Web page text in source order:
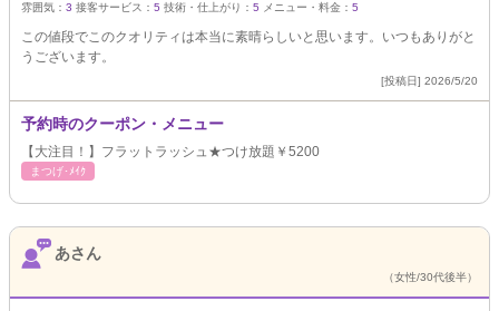
雰囲気： 3 接客サービス： 5 技術・仕上がり： 5 メニュー・料金： 5
この値段でこのクオリティは本当に素晴らしいと思います。いつもありがと
うございます。
[投稿日] 2026/5/20
予約時のクーポン・メニュー
【大注目！】フラットラッシュ★つけ放題￥5200
まつげ･ﾒｲｸ
あさん
（女性/30代後半）